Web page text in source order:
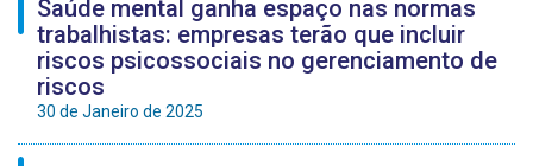
Saúde mental ganha espaço nas normas
trabalhistas: empresas terão que incluir
riscos psicossociais no gerenciamento de
riscos
30 de Janeiro de 2025